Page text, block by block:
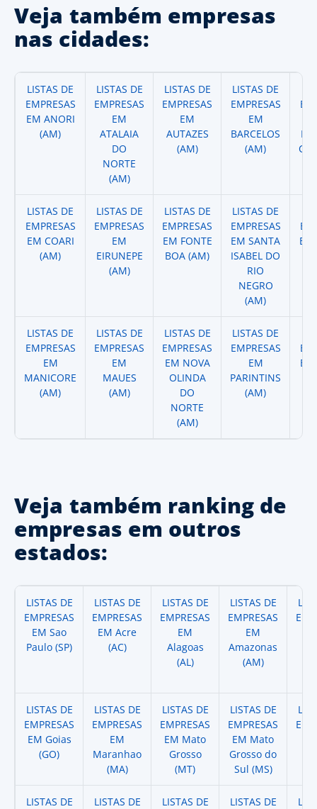
Veja também empresas
nas cidades:
LISTAS DE
EMPRESAS
EM ANORI
(AM)
LISTAS DE
EMPRESAS
EM
ATALAIA
DO
NORTE
(AM)
LISTAS DE
EMPRESAS
EM
AUTAZES
(AM)
LISTAS DE
EMPRESAS
EM
BARCELOS
(AM)
LISTAS DE
EMPRESAS
EM COARI
(AM)
LISTAS DE
EMPRESAS
EM
EIRUNEPE
(AM)
LISTAS DE
EMPRESAS
EM FONTE
BOA (AM)
LISTAS DE
EMPRESAS
EM SANTA
ISABEL DO
RIO
NEGRO
(AM)
EM
LISTAS DE
EMPRESAS
EM
MANICORE
(AM)
LISTAS DE
EMPRESAS
EM
MAUES
(AM)
LISTAS DE
EMPRESAS
EM NOVA
OLINDA
DO
NORTE
(AM)
LISTAS DE
EMPRESAS
EM
PARINTINS
(AM)
Veja também ranking de
empresas em outros
estados:
LISTAS DE
EMPRESAS
EM Sao
Paulo (SP)
LISTAS DE
EMPRESAS
EM Acre
(AC)
LISTAS DE
EMPRESAS
EM
Alagoas
(AL)
LISTAS DE
EMPRESAS
EM
Amazonas
(AM)
LISTAS DE
EMPRESAS
EM Goias
(GO)
LISTAS DE
EMPRESAS
EM
Maranhao
(MA)
LISTAS DE
EMPRESAS
EM Mato
Grosso
(MT)
LISTAS DE
EMPRESAS
EM Mato
Grosso do
Sul (MS)
LISTAS DE
LISTAS DE
LISTAS DE
LISTAS DE